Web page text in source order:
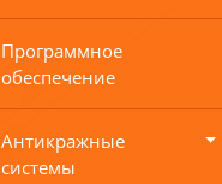
Программное
обеспечение
Антикражные
системы